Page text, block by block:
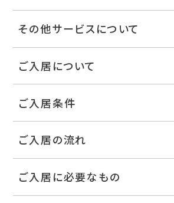
その他サービスについて
ご入居について
ご入居条件
ご入居の流れ
ご入居に必要なもの